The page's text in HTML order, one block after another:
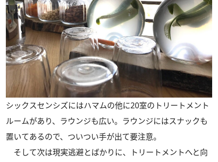
シックスセンシズにはハマムの他に20室のトリートメント
ルームがあり、ラウンジも広い。ラウンジにはスナックも
置いてあるので、ついつい手が出て要注意。
そして次は現実逃避とばかりに、トリートメントへと向